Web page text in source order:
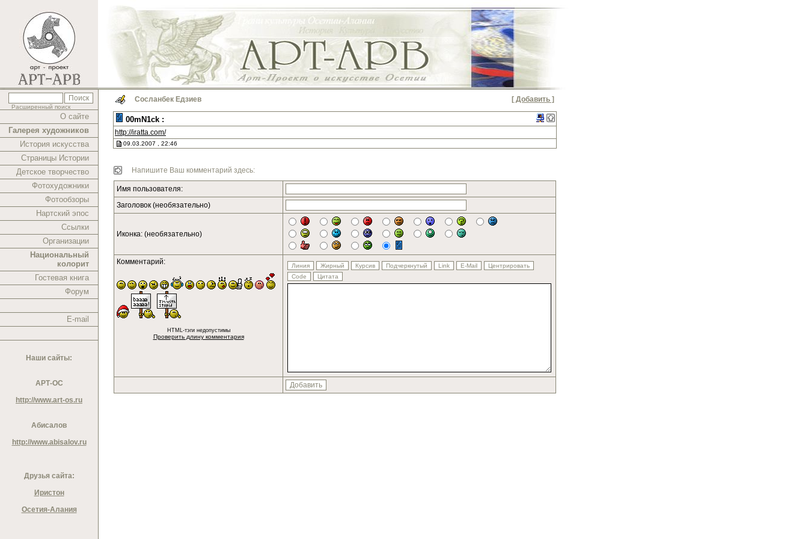
Расширенный поиск
О сайте
Галерея художников
История искусства
Страницы Истории
Детское творчество
Фотохудожники
Фотообзоры
Нартский эпос
Ссылки
Организации
Национальный
колорит
Гостевая книга
Форум
E-mail
Наши сайты:
АРТ-ОС
http://www.art-os.ru
Абисалов
http://www.abisalov.ru
Друзья сайта:
Иристон
Осетия-Алания
Сосланбек Едзиев [ Добавить ]
00mN1ck :
http://iratta.com/
09.03.2007 , 22:46
Напишите Ваш комментарий здесь:
Имя пользователя:
Заголовок (необязательно)
Иконка: (необязательно)
Комментарий:
HTML-тэги недопустимы
Проверить длину комментария